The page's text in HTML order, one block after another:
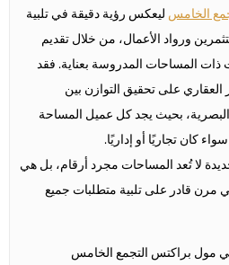
الخامسليعكس رؤية دقيقة في تلبية
ورواد الأعمال، من خلال تقديم
المساحات المدروسة بعناية. فقد
على تحقيق التوازن بين
البصرية، بحيث يجد كل عميل المساحة
كان تجاريًا أو إداريًا.
لا تُعد المساحات مجرد أرقام، بل هي
قادر على تلبية متطلبات جميع
مول براكتس التجمع الخامس